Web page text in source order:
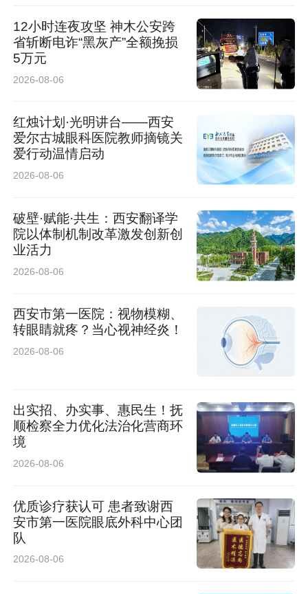
服务模式，提供全流程法律保障，未来将持续建
强专业队伍、防控法律风险，以法治护航科技成
果转化与产业高质量发展。
会上，西安仲裁委员会硬科技仲裁院分别与西安
科技大市场、陕西省半导体行业协会、西安市律
师协会金融法律专业委员会签署合作协议。根据
跨境技术转移等领域，携手提供“仲裁+调解+合规
+专家咨询”全链条法律服务，为区域科技产业发
展保驾护航。
12小时连夜攻坚 神木公安跨
省斩断电诈“黑灰产”全额挽损
5万元
2026-08-06
红烛计划·光明讲台——西安
爱尔古城眼科医院教师摘镜关
爱行动温情启动
2026-08-06
破壁·赋能·共生：西安翻译学
院以体制机制改革激发创新创
业活力
2026-08-06
西安市第一医院：视物模糊、
转眼睛就疼？当心视神经炎！
2026-08-06
出实招、办实事、惠民生！抚
顺检察全力优化法治化营商环
境
2026-08-06
优质诊疗获认可 患者致谢西
安市第一医院眼底外科中心团
队
2026-08-06